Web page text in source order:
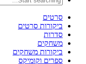
סרטים
ביקורות סרטים
סדרות
משחקים
ביקורות משחקים
ספרים וקומיקס